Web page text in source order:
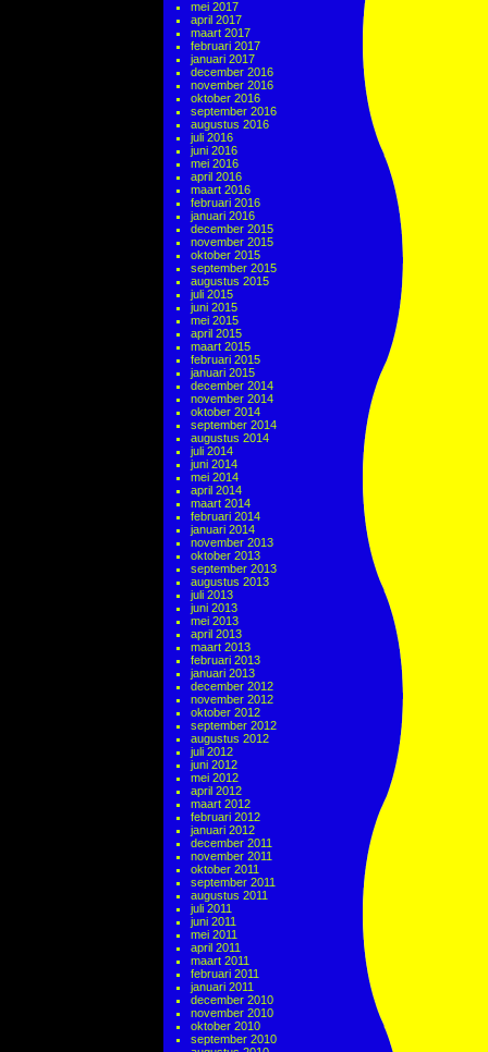
mei 2017
april 2017
maart 2017
februari 2017
januari 2017
december 2016
november 2016
oktober 2016
september 2016
augustus 2016
juli 2016
juni 2016
mei 2016
april 2016
maart 2016
februari 2016
januari 2016
december 2015
november 2015
oktober 2015
september 2015
augustus 2015
juli 2015
juni 2015
mei 2015
april 2015
maart 2015
februari 2015
januari 2015
december 2014
november 2014
oktober 2014
september 2014
augustus 2014
juli 2014
juni 2014
mei 2014
april 2014
maart 2014
februari 2014
januari 2014
november 2013
oktober 2013
september 2013
augustus 2013
juli 2013
juni 2013
mei 2013
april 2013
maart 2013
februari 2013
januari 2013
december 2012
november 2012
oktober 2012
september 2012
augustus 2012
juli 2012
juni 2012
mei 2012
april 2012
maart 2012
februari 2012
januari 2012
december 2011
november 2011
oktober 2011
september 2011
augustus 2011
juli 2011
juni 2011
mei 2011
april 2011
maart 2011
februari 2011
januari 2011
december 2010
november 2010
oktober 2010
september 2010